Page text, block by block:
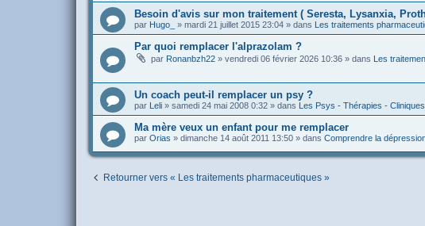
Besoin d'avis sur mon traitement ( Seresta, Lysanxia,
par Hugo_ » mardi 21 juillet 2015 23:04 » dans Les traitements
Par quoi remplacer l'alprazolam ?
par Ronanbzh22 » vendredi 06 février 2026 10:36 » dans Les
Un coach peut-il remplacer un psy ?
par Leli » samedi 24 mai 2008 0:32 » dans Les Psys - Thérapies -
Ma mère veux un enfant pour me remplacer
par Orias » dimanche 14 août 2011 13:50 » dans Comprendre la
Retourner vers « Les traitements pharmaceutiques »